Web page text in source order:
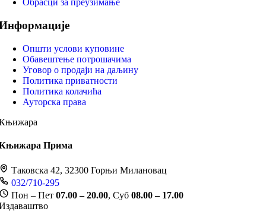
Обрасци за преузимање
Општи услови куповине
Обавештење потрошачима
Уговор о продаји на даљину
Политика приватности
Политика колачића
Ауторска права
Прима
Таковска 42, 32300 Горњи Милановац
032/710-295
Пон – Пет 07.00 – 20.00, Суб 08.00 – 17.00